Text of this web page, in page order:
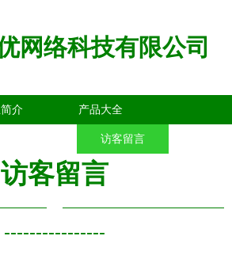
网络科技有限公司
介 产品大全
访客留言
访客留言
----------------